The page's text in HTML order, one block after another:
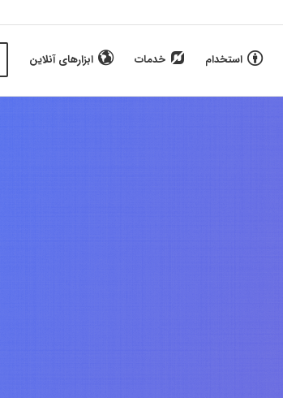
استخدام خدمات ابزارهای آنلاین